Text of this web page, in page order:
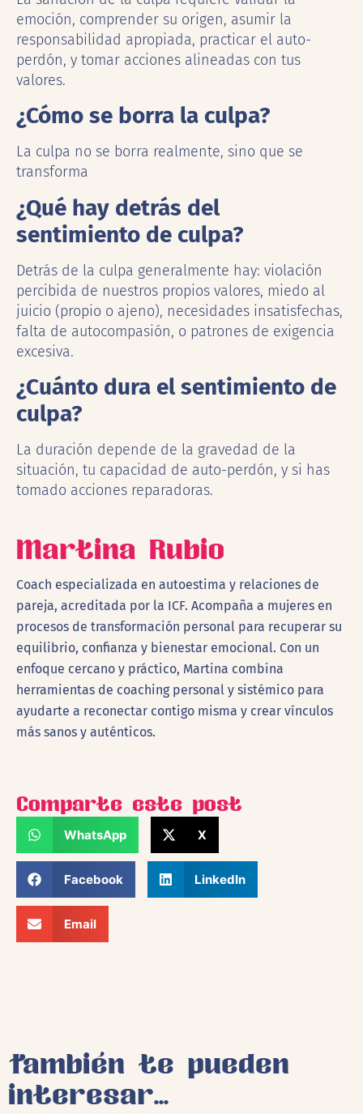
emoción, comprender su origen, asumir la
responsabilidad apropiada, practicar el auto-
perdón, y tomar acciones alineadas con tus
valores.
¿Cómo se borra la culpa?
La culpa no se borra realmente, sino que se
transforma
¿Qué hay detrás del
sentimiento de culpa?
Detrás de la culpa generalmente hay: violación
percibida de nuestros propios valores, miedo al
juicio (propio o ajeno), necesidades insatisfechas,
falta de autocompasión, o patrones de exigencia
excesiva.
¿Cuánto dura el sentimiento de
culpa?
La duración depende de la gravedad de la
situación, tu capacidad de auto-perdón, y si has
tomado acciones reparadoras.
Martina Rubio
Coach especializada en autoestima y relaciones de
pareja, acreditada por la ICF. Acompaña a mujeres en
procesos de transformación personal para recuperar su
equilibrio, confianza y bienestar emocional. Con un
enfoque cercano y práctico, Martina combina
herramientas de coaching personal y sistémico para
ayudarte a reconectar contigo misma y crear vínculos
más sanos y auténticos.
Comparte este post
WhatsApp X
Facebook LinkedIn
Email
También te pueden
interesar...